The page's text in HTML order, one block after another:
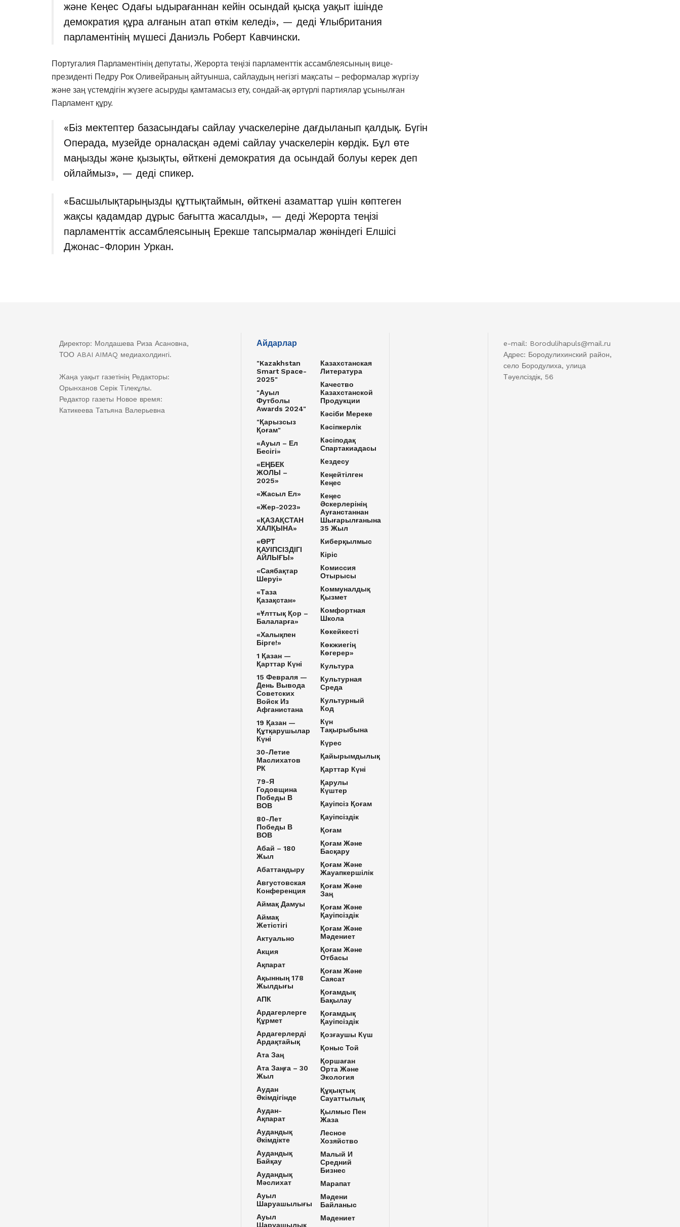
және Кеңес Одағы ыдырағаннан кейін осындай қысқа уақыт ішінде
демократия құра алғанын атап өткім келеді», — деді Ұлыбритания
парламентінің мүшесі Даниэль Роберт Кавчински.
Португалия Парламентінің депутаты, Жерорта теңізі парламенттік ассамблеясының вице-
президенті Педру Рок Оливейраның айтуынша, сайлаудың негізгі мақсаты – реформалар жүргізу
және заң үстемдігін жүзеге асыруды қамтамасыз ету, сондай-ақ әртүрлі партиялар ұсынылған
Парламент құру.
«Біз мектептер базасындағы сайлау учаскелеріне дағдыланып қалдық. Бүгін
Операда, музейде орналасқан әдемі сайлау учаскелерін көрдік. Бұл өте
маңызды және қызықты, өйткені демократия да осындай болуы керек деп
ойлаймыз», — деді спикер.
«Басшылықтарыңызды құттықтаймын, өйткені азаматтар үшін көптеген
жақсы қадамдар дұрыс бағытта жасалды», — деді Жерорта теңізі
парламенттік ассамблеясының Ерекше тапсырмалар жөніндегі Елшісі
Джонас-Флорин Уркан.
Директор: Молдашева Риза Асановна,
ТОО ABAI AIMAQ медиахолдингі.
Жаңа уақыт газетінің Редакторы:
Орынханов Серік Тілекұлы.
Редактор газеты Новое время:
Катикеева Татьяна Валерьевна
Айдарлар
"Kazakhstan
Smart Space-
2025"
"Ауыл
Футболы
Awards 2024"
"Қарызсыз
Қоғам"
«Ауыл – Ел
Бесігі»
«ЕҢБЕК
ЖОЛЫ –
2025»
«Жасыл Ел»
«Жер-2023»
«ҚАЗАҚСТАН
ХАЛҚЫНА»
«ӨРТ
ҚАУІПСІЗДІГІ
АЙЛЫҒЫ»
«Саябақтар
Шеруі»
«Таза
Қазақстан»
«Ұлттық Қор –
Балаларға»
«Халықпен
Бірге!»
1 Қазан —
Қарттар Күні
15 Февраля —
День Вывода
Советских
Войск Из
Афганистана
19 Қазан —
Құтқарушылар
Күні
30-Летие
Маслихатов
РК
79-Я
Годовщина
Победы В
ВОВ
80-Лет
Победы В
ВОВ
Абай – 180
Жыл
Абаттандыру
Августовская
Конференция
Аймақ Дамуы
Аймақ
Жетістігі
Актуально
Акция
Ақпарат
Ақынның 178
Жылдығы
АПК
Ардагерлерге
Құрмет
Ардагерлерді
Ардақтайық
Ата Заң
Ата Заңға – 30
Жыл
Аудан
Әкімдігінде
Аудан-
Ақпарат
Аудандық
Әкімдікте
Аудандық
Байқау
Аудандық
Мәслихат
Ауыл
Шаруашылығы
Ауыл
Шаруашылық
Казахстанская
Литература
Качество
Казахстанской
Продукции
Кәсіби Мереке
Кәсіпкерлік
Кәсіподақ
Спартакиадасы
Кездесу
Кеңейтілген
Кеңес
Кеңес
Әскерлерінің
Ауғанстаннан
Шығарылғанына
35 Жыл
Киберқылмыс
Кіріс
Комиссия
Отырысы
Коммуналдық
Қызмет
Комфортная
Школа
Көкейкесті
Көкжиегің
Көгерер»
Культура
Культурная
Среда
Культурный
Код
Күн
Тақырыбына
Күрес
Қайырымдылық
Қарттар Күні
Қарулы
Күштер
Қауіпсіз Қоғам
Қауіпсіздік
Қоғам
Қоғам Және
Басқару
Қоғам Және
Жауапкершілік
Қоғам Және
Заң
Қоғам Және
Қауіпсіздік
Қоғам Және
Мәдениет
Қоғам Және
Отбасы
Қоғам Және
Саясат
Қоғамдық
Бақылау
Қоғамдық
Қауіпсіздік
Қозғаушы Күш
Қоныс Той
Қоршаған
Орта Және
Экология
Құқықтық
Сауаттылық
Қылмыс Пен
Жаза
Лесное
Хозяйство
Малый И
Средний
Бизнес
Марапат
Мәдени
Байланыс
Мәдениет
e-mail: Borodulihapuls@mail.ru
Адрес: Бородулихинский район,
село Бородулиха, улица
Тәуелсіздік, 56